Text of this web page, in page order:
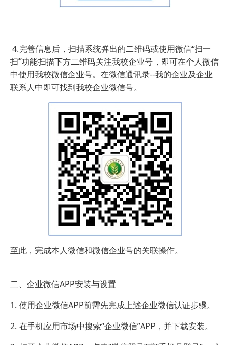
4.完善信息后，扫描系统弹出的二维码或使用微信“扫一
扫”功能扫描下方二维码关注我校企业号，即可在个人微信
中使用我校微信企业号。在微信通讯录--我的企业及企业
联系人中即可找到我校企业微信号。
至此，完成本人微信和微信企业号的关联操作。
二、企业微信APP安装与设置
1. 使用企业微信APP前需先完成上述企业微信认证步骤。
2. 在手机应用市场中搜索“企业微信”APP，并下载安装。